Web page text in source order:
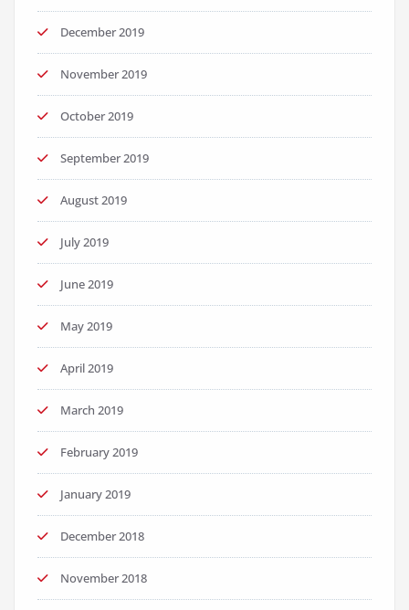
December 2019
November 2019
October 2019
September 2019
August 2019
July 2019
June 2019
May 2019
April 2019
March 2019
February 2019
January 2019
December 2018
November 2018